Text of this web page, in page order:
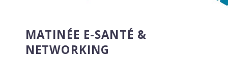
MATINÉE E-SANTÉ &
NETWORKING